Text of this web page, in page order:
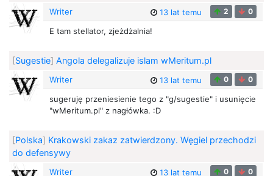
Writer 13 lat temu 2 0
E tam stellator, zjeżdżalnia!
[Sugestie] Angola delegalizuje islam wMeritum.pl
Writer 13 lat temu 0 0
sugeruję przeniesienie tego z "g/sugestie" i usunięcie
"wMeritum.pl" z nagłówka. :D
[Polska] Krakowski zakaz zatwierdzony. Węgiel przechodzi
do defensywy
Writer 13 lat temu 0 0